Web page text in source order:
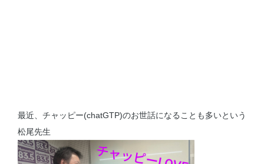
最近、チャッピー(chatGTP)のお世話になることも多いという
松尾先生